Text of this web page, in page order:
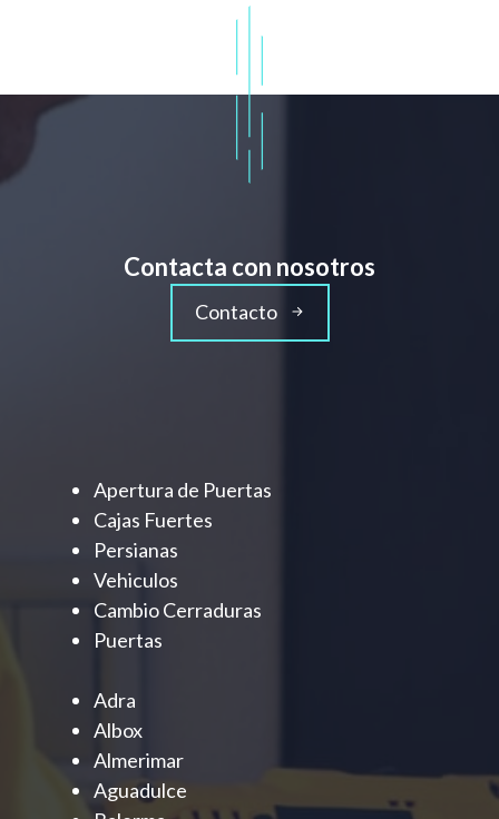
Contacta con nosotros
Contacto
Apertura de Puertas
Cajas Fuertes
Persianas
Vehiculos
Cambio Cerraduras
Puertas
Adra
Albox
Almerimar
Aguadulce